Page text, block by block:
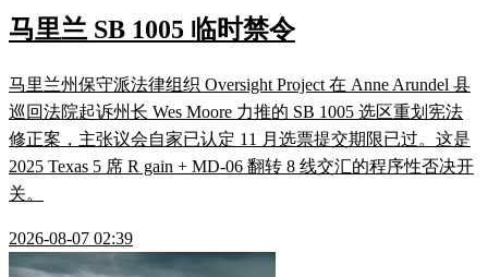
马里兰 SB 1005 临时禁令
马里兰州保守派法律组织 Oversight Project 在 Anne Arundel 县
巡回法院起诉州长 Wes Moore 力推的 SB 1005 选区重划宪法
修正案，主张议会自家已认定 11 月选票提交期限已过。这是
2025 Texas 5 席 R gain + MD-06 翻转 8 线交汇的程序性否决开
关。
2026-08-07 02:39